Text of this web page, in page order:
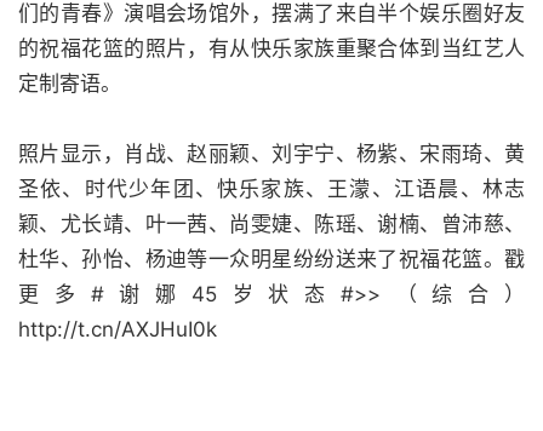
们的青春》演唱会场馆外，摆满了来自半个娱乐圈好友
的祝福花篮的照片，有从快乐家族重聚合体到当红艺人
定制寄语。
照片显示，肖战、赵丽颖、刘宇宁、杨紫、宋雨琦、黄
圣依、时代少年团、快乐家族、王濛、江语晨、林志
颖、尤长靖、叶一茜、尚雯婕、陈瑶、谢楠、曾沛慈、
杜华、孙怡、杨迪等一众明星纷纷送来了祝福花篮。戳
更多#谢娜45岁状态#>>（综合）
http://t.cn/AXJHuI0k